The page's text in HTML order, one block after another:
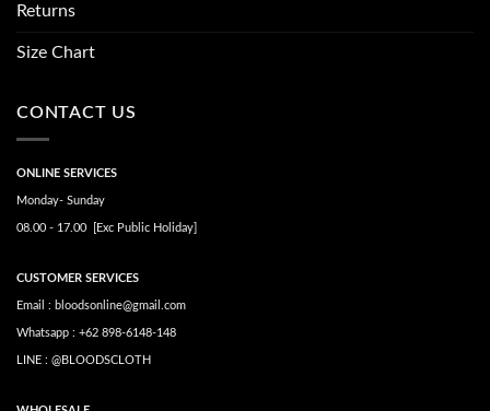
Returns
Size Chart
CONTACT US
ONLINE SERVICES
Monday- Sunday
08.00 - 17.00 [Exc Public Holiday]
CUSTOMER SERVICES
Email : bloodsonline@gmail.com
Whatsapp : +62 898-6148-148
LINE : @BLOODSCLOTH